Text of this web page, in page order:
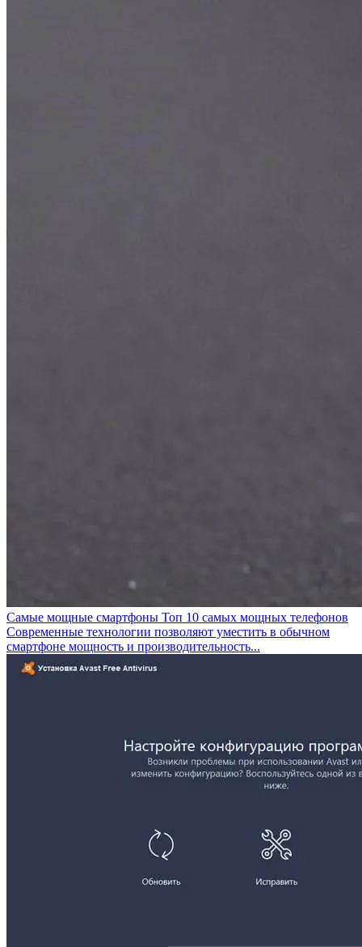
Самые мощные смартфоны Топ 10 самых мощных телефонов
Современные технологии позволяют уместить в обычном
смартфоне мощность и производительность...